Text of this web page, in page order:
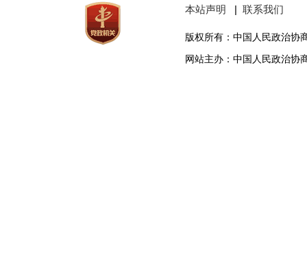
本站声明 | 联系我们
版权所有：中国人民政治协
网站主办：中国人民政治协